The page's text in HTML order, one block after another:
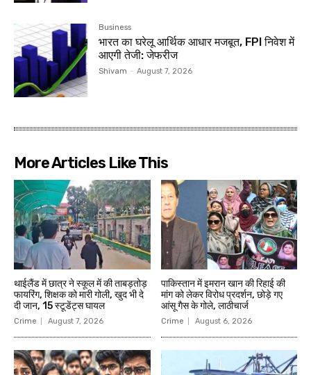
Business
भारत का घरेलू आर्थिक आधार मजबूत, FPI निवेश में
आएगी तेजी: जेफरीज
Shivam - August 7, 2026
More Articles Like This
थाईलैंड में छात्र ने स्कूल में की ताबड़तोड़
फायरिंग, शिक्षक को मारी गोली, खुद भी दे
दी जान, 15 स्टूडेंट्स घायल
Crime August 7, 2026
पाकिस्तान में इमरान खान की रिहाई की
मांग को लेकर विरोध प्रदर्शन, छोड़े गए
आंसू गैस के गोले, लाठीचार्ज
Crime August 6, 2026